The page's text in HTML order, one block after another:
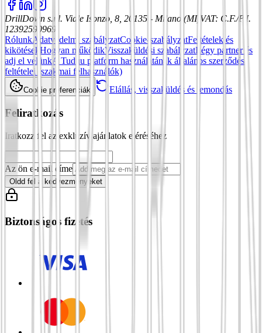
DrillDown s.r.l. Viale Isonzo, 8, 20135 - Milano (MI) VAT: C.F./P.I.
12392590969
RólunkAdatvédelmi szabályzatCookie-szabályzatFeltételek és
kikötések Hogyan működikVisszaküldési szabályzatLégy partner és
adj el velünkA Tuduu platform használatának általános szerződési
feltételei (szakmai felhasználók)
Cookie preferenciák Elállás, visszaküldés és lemondás
Feliratkozás
Iratkozz fel az exkluzív ajánlatok eléréséhez
Az ön e-mail címe
Oldd fel a kedvezményeket
Biztonságos fizetés